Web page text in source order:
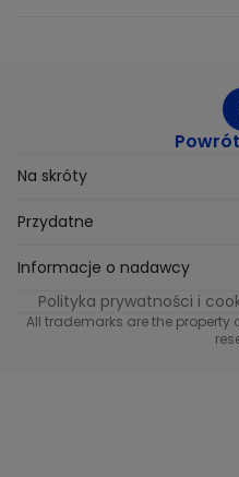
Na skróty
Etyka
Supplier Diversity
Polityka podatkowa
Przydatne
Biuro Prasowe
Biuro Reklamy
Informacje o nadawcy
Informacje o nadawcy
Polityka prywatności i
All trademarks are the property